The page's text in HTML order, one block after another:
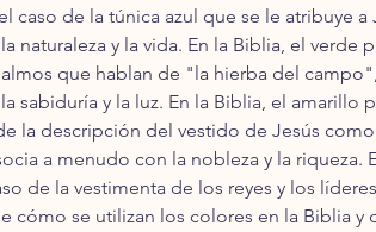
caso de la túnica azul que se le atribuye
naturaleza y la vida. En la Biblia, el
que hablan de "la hierba del
sabiduría y la luz. En la Biblia, el
la descripción del vestido de Jesús
a menudo con la nobleza y la
de la vestimenta de los reyes y los
cómo se utilizan los colores en la Biblia